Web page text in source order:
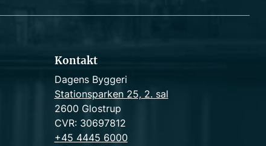
c
Kontakt
Dagens Byggeri
Stationsparken 25, 2. sal
2600 Glostrup
CVR: 30697812
+45 4445 6000